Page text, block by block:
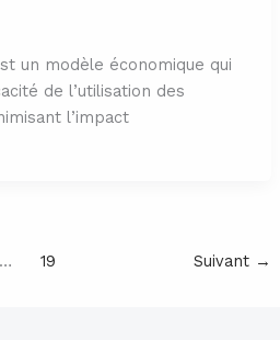
un modèle économique qui
de l’utilisation des
l’impact
… 19 Suivant →